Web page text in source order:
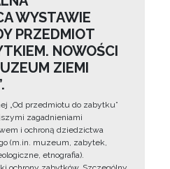
WYSTAWIE
PRZEDMIOT
NOWOŚCI
ZIEMI
„Od przedmiotu do zabytku”
zagadnieniami
i ochroną dziedzictwa
(m.in. muzeum, zabytek,
etnografia).